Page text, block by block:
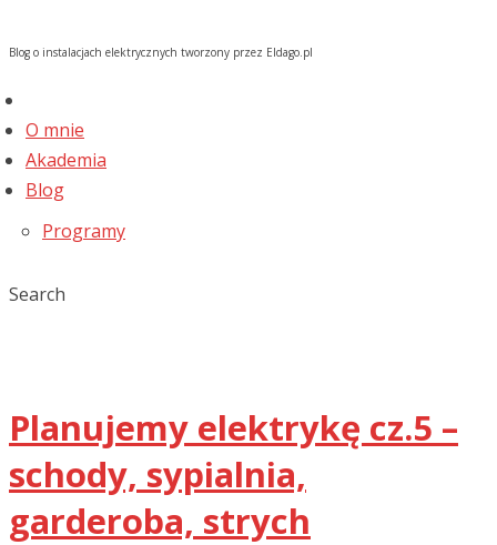
Blog o instalacjach elektrycznych tworzony przez Eldago.pl
O mnie
Akademia
Blog
Programy
Search
Planujemy elektrykę cz.5 –
schody, sypialnia,
garderoba, strych